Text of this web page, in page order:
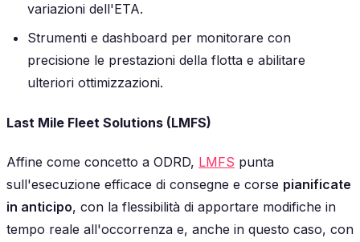
variazioni dell'ETA.
Strumenti e dashboard per monitorare con
precisione le prestazioni della flotta e abilitare
ulteriori ottimizzazioni.
Last Mile Fleet Solutions (LMFS)
Affine come concetto a ODRD, LMFS punta
sull'esecuzione efficace di consegne e corse pianificate
in anticipo, con la flessibilità di apportare modifiche in
tempo reale all'occorrenza e, anche in questo caso, con